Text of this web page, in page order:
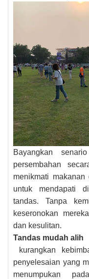
Bayangkan
persembahan
menikmati
untuk mendapati
tandas. Tanpa
keseronokan
dan kesulitan.
Tandas mudah alih
kurangkan
penyelesaian yang
menumpukan